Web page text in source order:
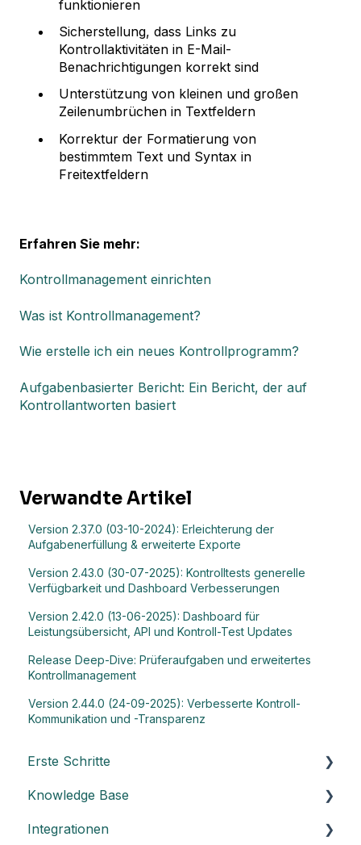
funktionieren
Sicherstellung, dass Links zu
Kontrollaktivitäten in E-Mail-
Benachrichtigungen korrekt sind
Unterstützung von kleinen und großen
Zeilenumbrüchen in Textfeldern
Korrektur der Formatierung von
bestimmtem Text und Syntax in
Freitextfeldern
Erfahren Sie mehr:
Kontrollmanagement einrichten
Was ist Kontrollmanagement?
Wie erstelle ich ein neues Kontrollprogramm?
Aufgabenbasierter Bericht: Ein Bericht, der auf
Kontrollantworten basiert
Verwandte Artikel
Version 2.37.0 (03-10-2024): Erleichterung der
Aufgabenerfüllung & erweiterte Exporte
Version 2.43.0 (30-07-2025): Kontrolltests generelle
Verfügbarkeit und Dashboard Verbesserungen
Version 2.42.0 (13-06-2025): Dashboard für
Leistungsübersicht, API und Kontroll-Test Updates
Release Deep-Dive: Prüferaufgaben und erweitertes
Kontrollmanagement
Version 2.44.0 (24-09-2025): Verbesserte Kontroll-
Kommunikation und -Transparenz
Erste Schritte
Die Grundlagen von Impero verstehen
Kernelemente von Impero
Knowledge Base
Allgemein
Integrationen